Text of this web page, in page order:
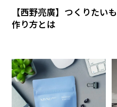
【西野亮廣】つくりたい
作り方とは